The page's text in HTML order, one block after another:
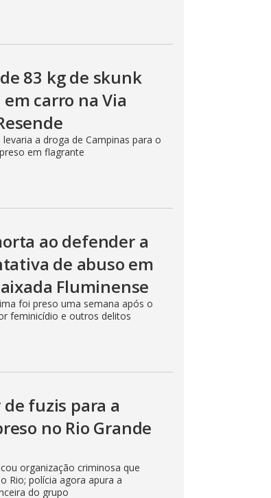
83 kg de skunk
carro na Via
a droga de Campinas para o
em flagrante
ao defender a
de abuso em
Fluminense
foi preso uma semana após o
feminicídio e outros delitos
fuzis para a
no Rio Grande
organização criminosa que
Rio; polícia agora apura a
do grupo